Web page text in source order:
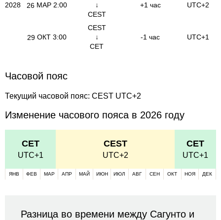
2028 26 МАР 2:00
↓
CEST
+1 час UTC+2
29 ОКТ 3:00
CEST
↓
CET
-1 час UTC+1
Часовой пояс
Текущий часовой пояс: CEST UTC+2
Изменение часового пояса в 2026 году
CET
UTC+1
CEST
UTC+2
CET
UTC+1
ЯНВ ФЕВ МАР АПР МАЙ ИЮН ИЮЛ АВГ СЕН ОКТ НОЯ ДЕК
Разница во времени между Сагунто и